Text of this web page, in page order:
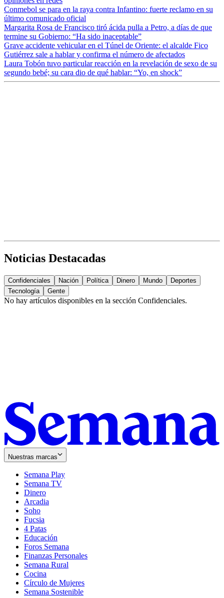
Conmebol se para en la raya contra Infantino: fuerte reclamo en su
último comunicado oficial
Margarita Rosa de Francisco tiró ácida pulla a Petro, a días de que
termine su Gobierno: “Ha sido inaceptable”
Grave accidente vehicular en el Túnel de Oriente: el alcalde Fico
Gutiérrez sale a hablar y confirma el número de afectados
Laura Tobón tuvo particular reacción en la revelación de sexo de su
segundo bebé; su cara dio de qué hablar: “Yo, en shock”
Noticias Destacadas
Confidenciales Nación Política Dinero Mundo
Deportes
Tecnología
Gente
No hay artículos disponibles en la sección Confidenciales.
Nuestras marcas
Semana Play
Semana TV
Dinero
Arcadia
Soho
in
new
window
Fucsia
in
new
window
4 Patas
Educación
Foros Semana
Finanzas Personales
Semana Rural
Cocina
Círculo de Mujeres
Semana Sostenible